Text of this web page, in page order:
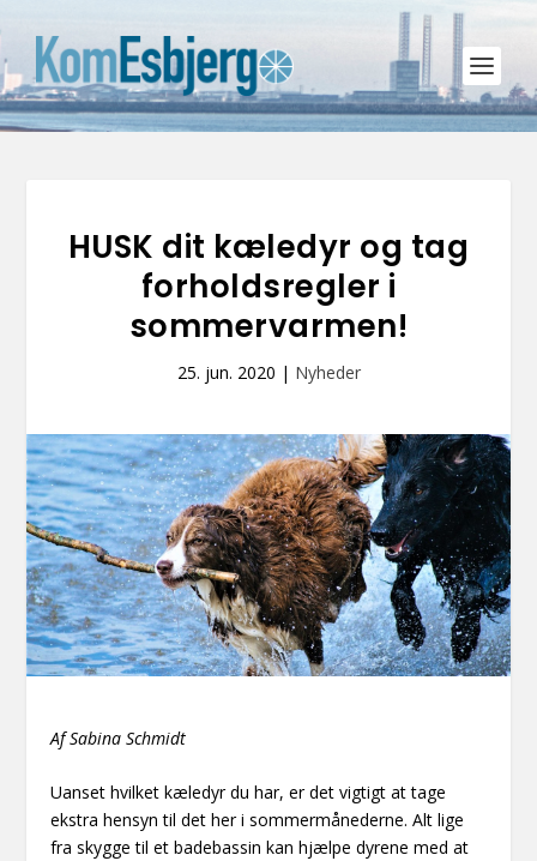
HUSK dit kæledyr og tag
forholdsregler i
sommervarmen!
25. jun. 2020 | Nyheder
Af Sabina Schmidt
Uanset hvilket kæledyr du har, er det vigtigt at tage
ekstra hensyn til det her i sommermånederne. Alt lige
fra skygge til et badebassin kan hjælpe dyrene med at